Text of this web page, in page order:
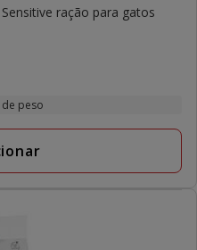
ração para gatos
peso